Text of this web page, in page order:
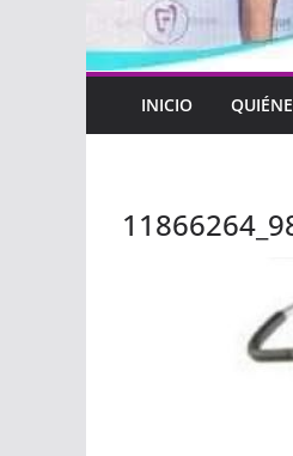
INICIO